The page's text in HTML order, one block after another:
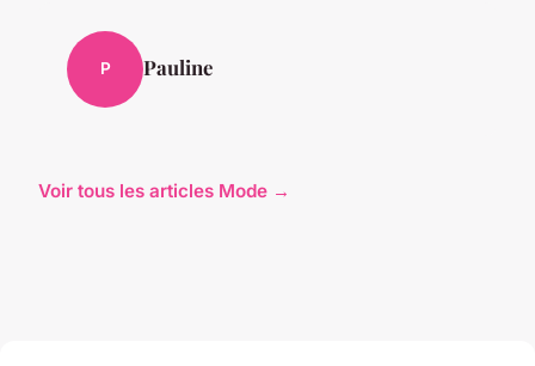
P Pauline
Voir tous les articles Mode →